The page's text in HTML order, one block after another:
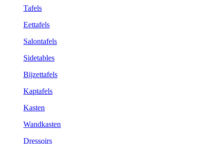
Tafels
Eettafels
Salontafels
Sidetables
Bijzettafels
Kaptafels
Kasten
Wandkasten
Dressoirs